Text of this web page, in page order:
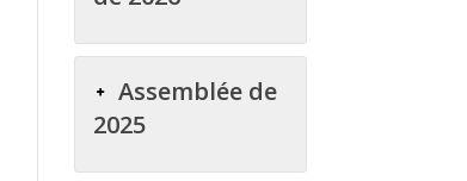
Assemblée de
2025